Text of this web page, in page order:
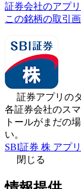
証券会社のアプ
この銘柄の取引
証券アプリの
各証券会社のス
トールがまだの
い。
SBI証券 株 アプリ
閉じる